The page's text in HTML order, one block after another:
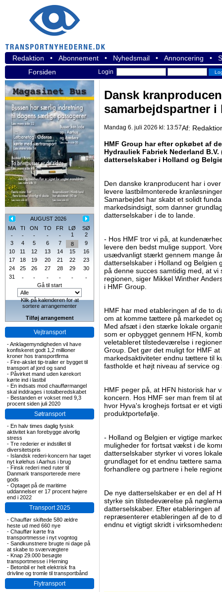
Redaktion • Abonnement • Nyhedsmail • Annoncering •
Forsiden
Login
AUGUST 2026
MA
TI ON TO FR LØ
SØ
-
- - - - 1
2
3
4 5 6 7 8
9
10
11 12 13 14 15
16
17
18 19 20 21 22
23
24
25 26 27 28 29
30
31
- - - - -
-
Gå til start
Klik på kalenderen for at
sortere arrangementer
Tilføj arrangement
Vejtransport
-Anklagemyndigheden vil have
konfiskeret godt 1,2 millioner
kroner hos transportfirma
- Fire-akslet tip-trailer er bygget til
transport af jord og sand
- Påvirket mand uden kørekort
kørte ind i lastbil
- En indsats mod chaufførmangel
skal inddrages i totalberedskabet
- Bestanden er vokset med 9,3
procent siden juli 2020
Søtransport
- En halv times daglig fysisk
aktivitet kan forebygge alvorlig
stress
- Tre rederier er indstillet til
diversitetspris
- Islandsk rederi-koncern har taget
nyt kølehus i Aarhus i brug
- Finsk rederi med ruter til
Danmark transporterede mere
gods
- Optaget på de maritime
uddannelser er 17 procent højere
end i 2022
Transport 2025
- Chauffør skiftede 580 ældre
heste ud med 660 nye
- Chauffør kørte fra
transportmesse i nyt vogntog
- Sandkunstnere brugte ni dage på
at skabe to sværvægtere
- Knap 29.000 besøgte
transportmesse i Herning
- Betonbil er helt elektrisk fra
drivline og tromle til transportbånd
Flytransport
Dansk
samarbejdspartner
Mandag 6. juli 2026 kl: 13:57Af:
HMF Group har efter opkøbet af
Hydrauliek Fabriek Nederland
datterselskaber i Holland og
Den danske kranproducent har i
levere lastbilmonterede
Samarbejdet har skabt et solidt
markedsindsigt, som danner
datterselskaber i de to lande.
- Hos HMF tror vi på, at
levere den bedst mulige support.
usædvanligt stærkt gennem mange
datterselskaber i Holland og Belgien
på denne succes samtidig med, at
regionen, siger Mikkel Winther
i HMF Group.
HMF har med etableringen af de to
om at komme tættere på markedet
Med afsæt i den stærke lokale
som er opbygget gennem HFN,
veletableret tilstedeværelse i
Group. Det gør det muligt for HMF
markedsaktiviteter endnu tættere til
fastholde et højt niveau af service og
HMF peger på, at HFN historisk har
koncern. Hos HMF ser man frem til
hvor Hyva's kroghejs fortsat er et
produktportefølje.
- Holland og Belgien er vigtige
muligheder for fortsat vækst i de
datterselskaber styrker vi vores
grundlaget for et endnu tættere
forhandlere og partnere i hele
De nye datterselskaber er en del af
styrke sin tilstedeværelse på
datterselskaber. Efter etableringen
repræsenterer etableringen af de to
endnu et vigtigt skridt i